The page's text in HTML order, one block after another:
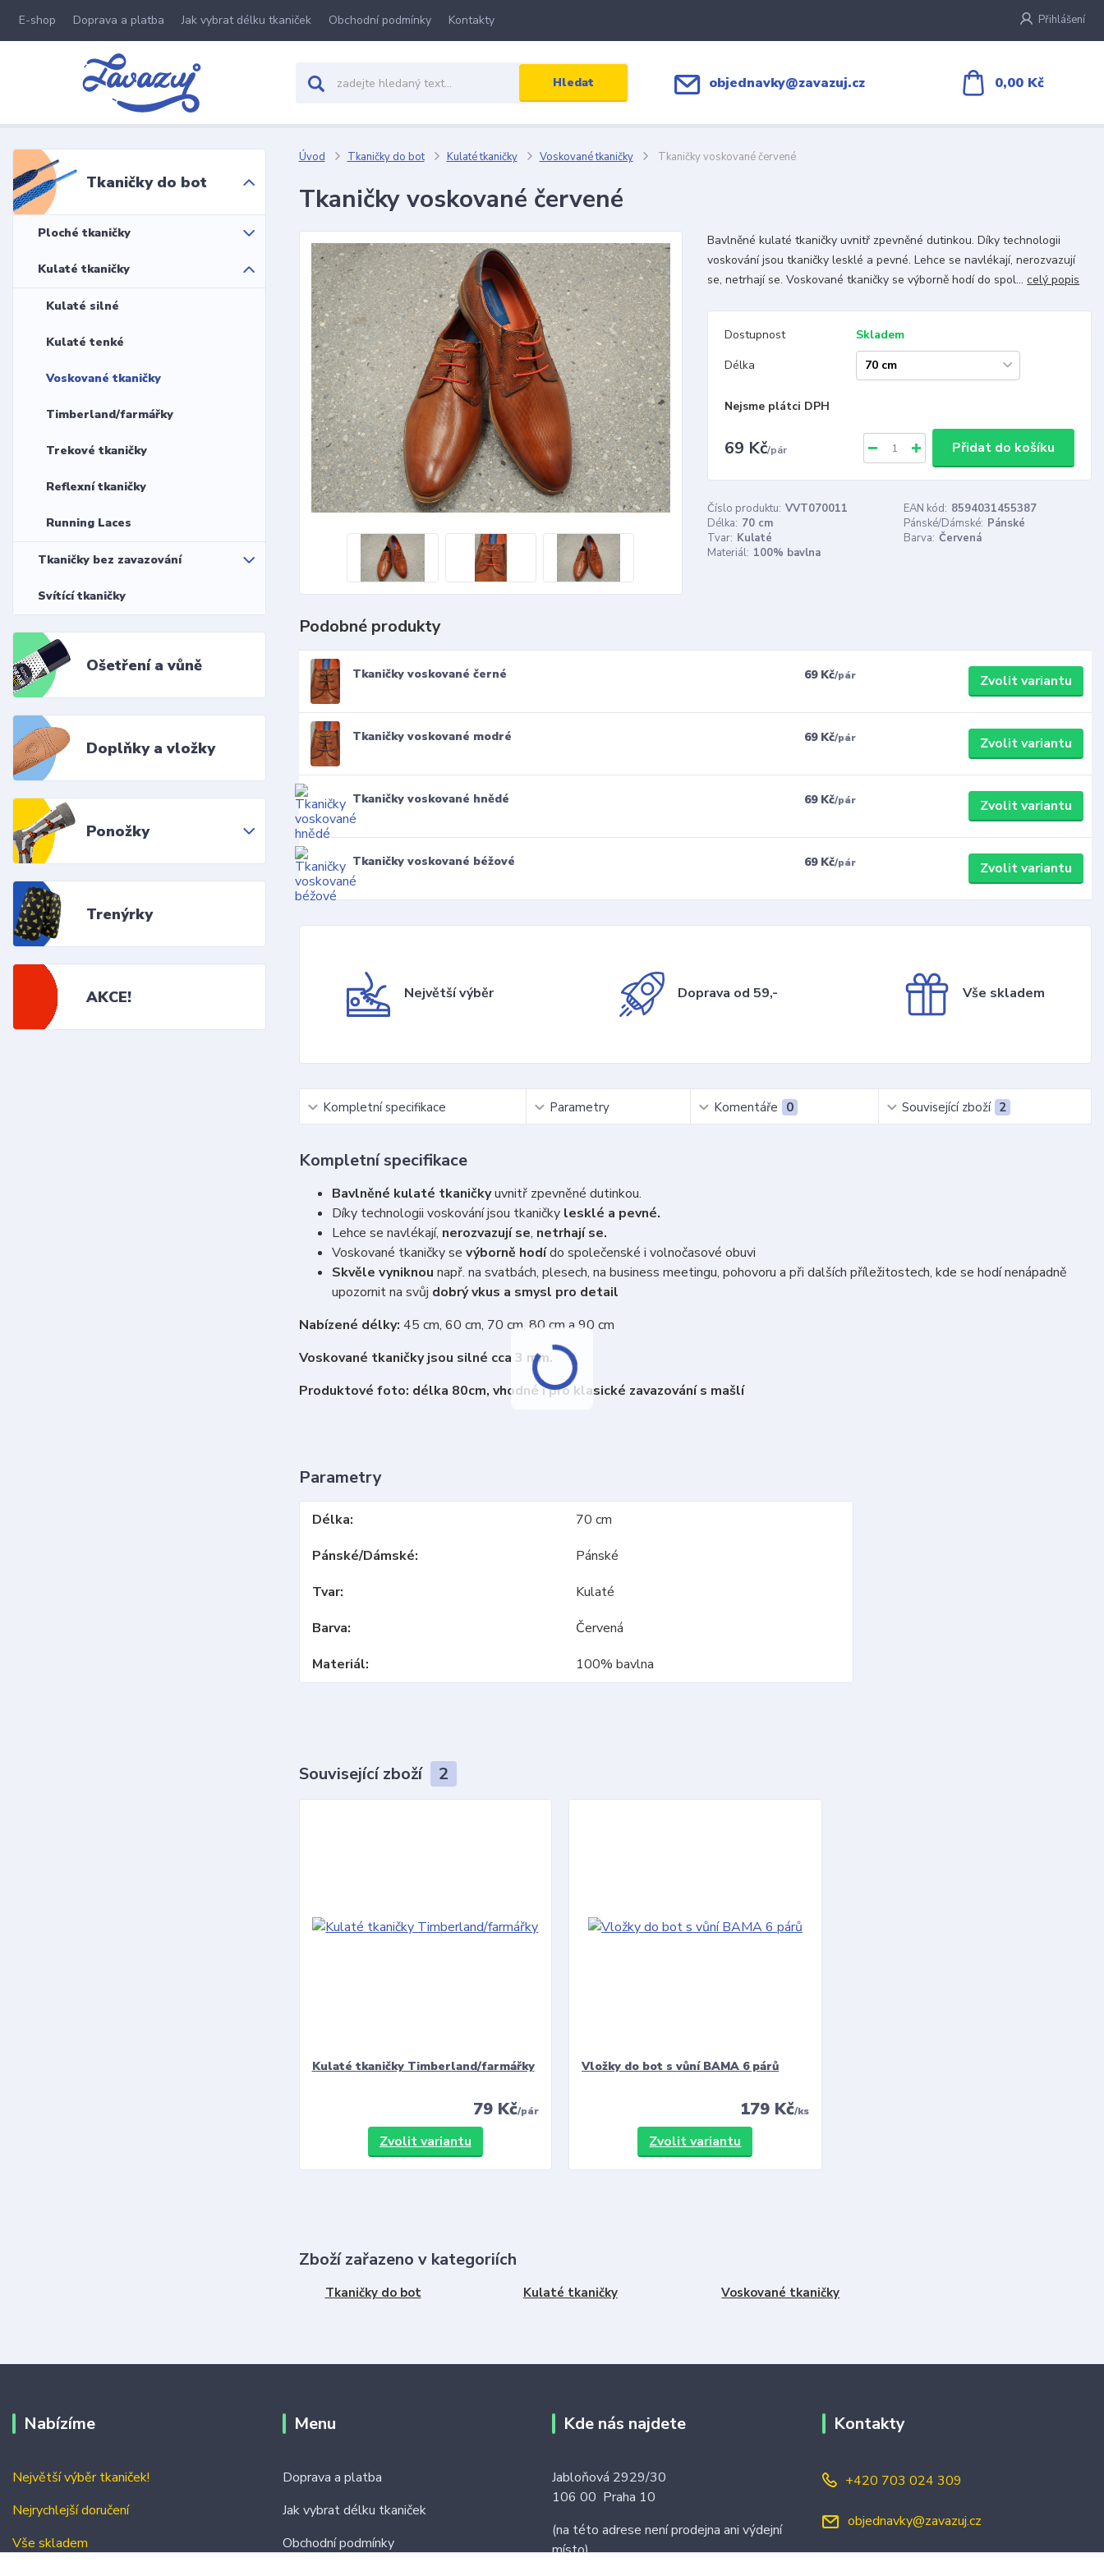
E-shop Doprava a platba Jak vybrat délku tkaniček Obchodní podmínky Kontakty Přihlášení
Hledat objednavky@zavazuj.cz 0,00 Kč
Tkaničky do bot
Ploché tkaničky
Kulaté tkaničky
Kulaté silné
Kulaté tenké
Voskované tkaničky
Timberland/farmářky
Trekové tkaničky
Reflexní tkaničky
Running Laces
Tkaničky bez zavazování
Svítící tkaničky
Ošetření a vůně
Doplňky a vložky
Ponožky
Trenýrky
AKCE!
Úvod Tkaničky do bot Kulaté tkaničky Voskované tkaničky Tkaničky voskované červené
Tkaničky voskované červené
Bavlněné kulaté tkaničky uvnitř zpevněné dutinkou. Díky technologii
voskování jsou tkaničky lesklé a pevné. Lehce se navlékají, nerozvazují
se, netrhají se. Voskované tkaničky se výborně hodí do spol...celý popis
Dostupnost
Skladem
Délka
Nejsme plátci DPH
69 Kč/pár Přidat do košíku
Číslo produktu: VVT070011 EAN kód: 8594031455387
Délka: 70 cm Pánské/Dámské: Pánské
Tvar: Kulaté Barva: Červená
Materiál: 100% bavlna
Podobné produkty
Tkaničky voskované černé 69 Kč/pár Zvolit variantu
Tkaničky voskované modré 69 Kč/pár Zvolit variantu
Tkaničky voskované hnědé 69 Kč/pár Zvolit variantu
Tkaničky voskované béžové 69 Kč/pár Zvolit variantu
Největší výběr Doprava od 59,- Vše skladem
Kompletní specifikace Parametry Komentáře 0 Související zboží 2
Kompletní specifikace
Bavlněné kulaté tkaničkyuvnitř zpevněné dutinkou.
Díky technologii voskování jsou tkaničky lesklé a pevné.
Lehce se navlékají, nerozvazují se, netrhají se.
Voskované tkaničky se výborně hodído společenské i volnočasové obuvi
Skvěle vyniknou např. na svatbách, plesech, na business meetingu, pohovoru a při dalších příležitostech, kde se hodí nenápadně
upozornit na svůj dobrý vkus a smysl pro detail
Nabízené délky: 45 cm, 60 cm, 70 cm, 80 cm a 90 cm
Voskované tkaničky jsou silné cca 3 mm.
Produktové foto: délka 80cm, vhodné i pro klasické zavazování s mašlí
Parametry
Délka
70 cm
Pánské/Dámské
Pánské
Tvar
Kulaté
Barva
Červená
Materiál
100% bavlna
Související zboží 2
Kulaté tkaničky Timberland/farmářky
79 Kč/pár
Zvolit variantu
Vložky do bot s vůní BAMA 6 párů
179 Kč/ks
Zvolit variantu
Zboží zařazeno v kategoriích
Tkaničky do bot Kulaté tkaničky Voskované tkaničky
Nabízíme
Největší výběr tkaniček!
Nejrychlejší doručení
Vše skladem
Menu
Doprava a platba
Jak vybrat délku tkaniček
Obchodní podmínky
Kde nás najdete
Jabloňová 2929/30
106 00 Praha 10
(na této adrese není prodejna ani výdejní
místo)
Kontakty
+420 703 024 309
objednavky@zavazuj.cz